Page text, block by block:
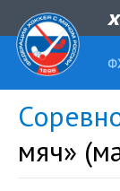
мяч»